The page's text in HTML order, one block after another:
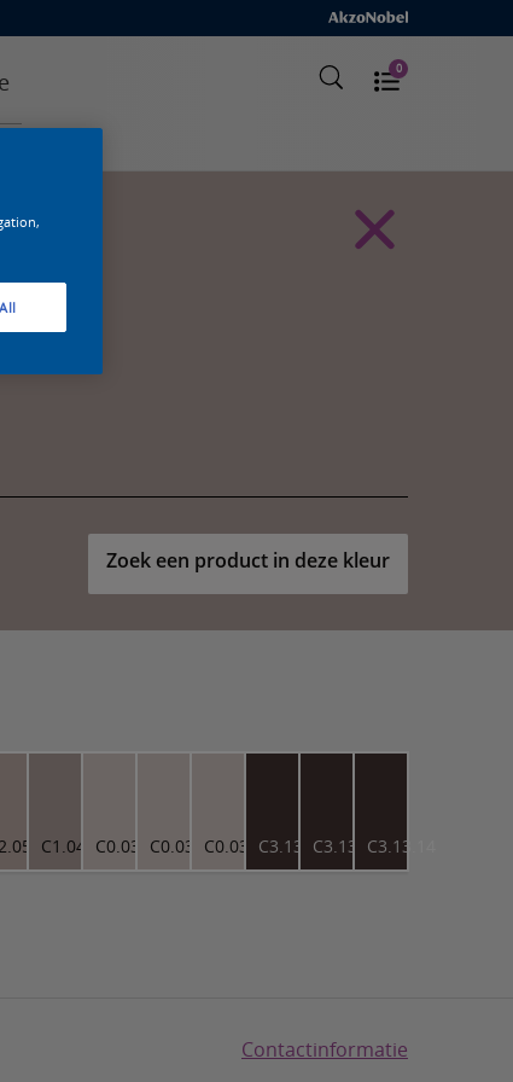
0
Zoek een product in deze kleur
C1.04.62C0.03.77C0.03.77C0.03.77C3.13.14C3.13.14C3.13.14
Contactinformatie